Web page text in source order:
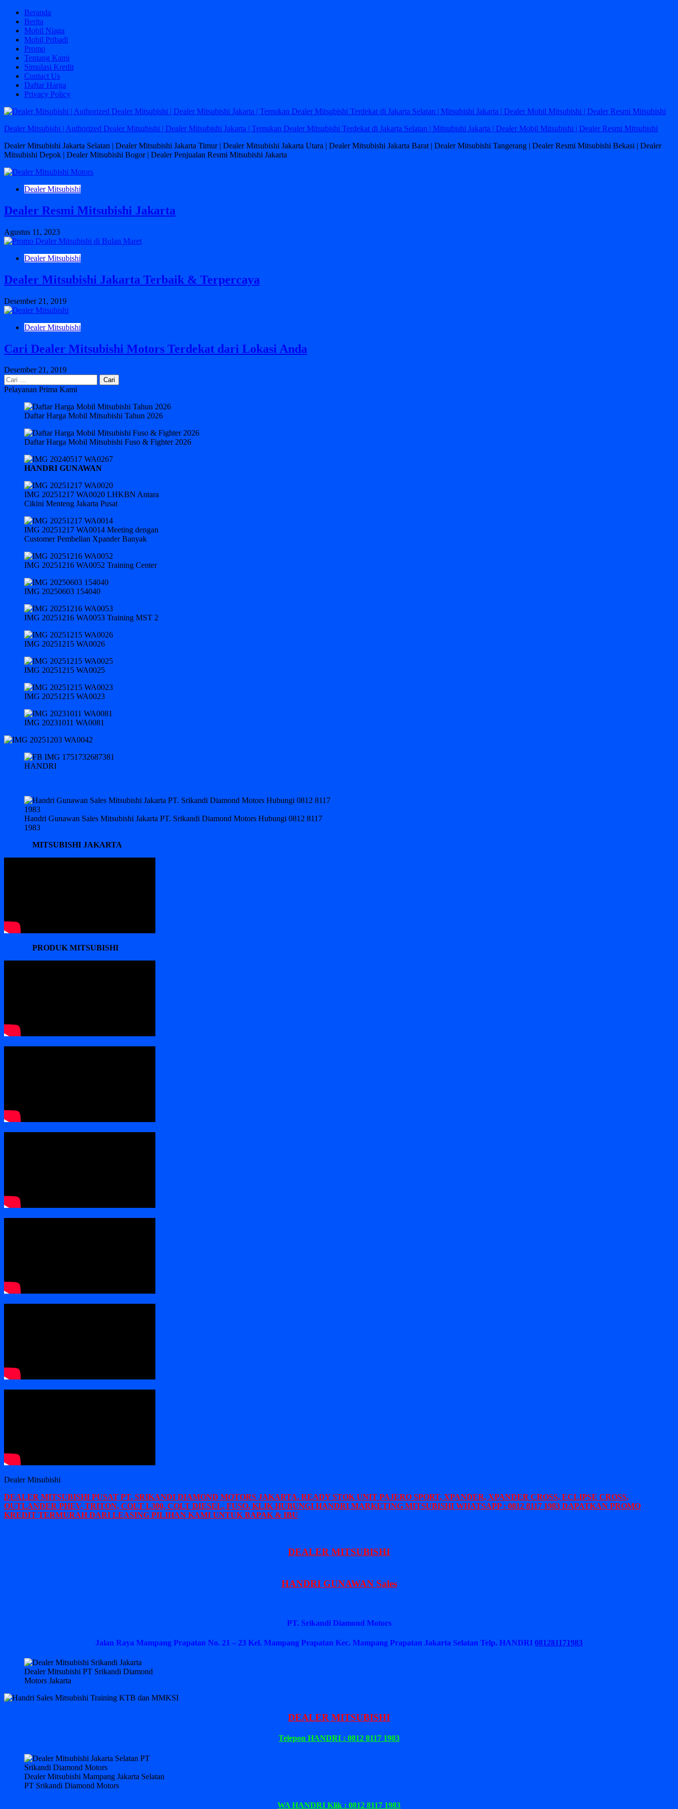
Skip
content
Beranda
Berita
Mobil Niaga
Mobil Pribadi
Promo
Tentang Kami
Simulasi Kredit
Contact Us
Daftar Harga
Privacy Policy
Dealer Mitsubishi | Authorized Dealer Mitsubishi | Dealer Mitsubishi Jakarta | Temukan Dealer Mitsubishi Terdekat di Jakarta Selatan | Mitsubishi Jakarta | Dealer Mobil Mitsubishi | Dealer Resmi Mitsubishi
Dealer Mitsubishi Jakarta Selatan | Dealer Mitsubishi Jakarta Timur | Dealer Mitsubishi Jakarta Utara | Dealer Mitsubishi Jakarta Barat | Dealer Mitsubishi Tangerang | Dealer Resmi Mitsubishi Bekasi | Dealer
Mitsubishi Depok | Dealer Mitsubishi Bogor | Dealer Penjualan Resmi Mitsubishi Jakarta
Dealer Mitsubishi
Dealer Resmi Mitsubishi Jakarta
Agustus 11, 2023
Dealer Mitsubishi
Dealer Mitsubishi Jakarta Terbaik & Terpercaya
Desember 21, 2019
Dealer Mitsubishi
Cari Dealer Mitsubishi Motors Terdekat dari Lokasi Anda
Desember 21, 2019
Cari
untuk:
Pelayanan Prima Kami
Daftar Harga Mobil Mitsubishi Tahun 2026
Daftar Harga Mobil Mitsubishi Fuso & Fighter 2026
HANDRI GUNAWAN
IMG 20251217 WA0020 LHKBN Antara
Cikini Menteng Jakarta Pusat
IMG 20251217 WA0014 Meeting dengan
Customer Pembelian Xpander Banyak
IMG 20251216 WA0052 Training Center
IMG 20250603 154040
IMG 20251216 WA0053 Training MST 2
IMG 20251215 WA0026
IMG 20251215 WA0025
IMG 20251215 WA0023
IMG 20231011 WA0081
HANDRI
Handri Gunawan Sales Mitsubishi Jakarta PT. Srikandi Diamond Motors Hubungi 0812 8117
1983
MITSUBISHI JAKARTA
PRODUK MITSUBISHI
Dealer Mitsubishi
DEALER MITSUBISHI PUSAT PT. SRIKANDI DIAMOND MOTORS JAKARTA. READY STOK UNIT PAJERO SPORT, XPANDER, XPANDER CROSS, ECLIPSE CROSS,
OUTLANDER PHEV, TRITON, COLT L300, COLT DIESEL, FUSO. KLIK HUBUNGI HANDRI MARKETING MITSUBISHI WHATSAPP : 0812 8117 1983 DAPATKAN PROMO
KREDIT TERMURAH DARI LEASING PILIHAN KAMI UNTUK BAPAK & IBU
DEALER MITSUBISHI
HANDRI GUNAWAN Sales
PT. Srikandi Diamond Motors
Jalan Raya Mampang Prapatan No. 21 – 23 Kel. Mampang Prapatan Kec. Mampang Prapatan Jakarta Selatan Telp. HANDRI 081281171983
Dealer Mitsubishi PT Srikandi Diamond
Motors Jakarta
DEALER MITSUBISHI
Telepon HANDRI : 0812 8117 1983
Dealer Mitsubishi Mampang Jakarta Selatan
PT Srikandi Diamond Motors
WA HANDRI Klik : 0812 8117 1983